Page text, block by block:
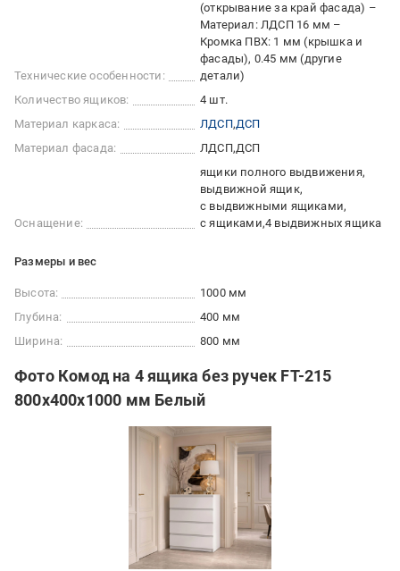
Технические особенности:
(открывание за край фасада) –
Материал: ЛДСП 16 мм –
Кромка ПВХ: 1 мм (крышка и
фасады), 0.45 мм (другие
детали)
Количество ящиков:
4 шт.
Материал каркаса:
ЛДСП ДСП
Материал фасада:
ЛДСП ДСП
Оснащение:
ящики полного выдвижения
выдвижной ящик
с выдвижными ящиками
с ящиками 4 выдвижных ящика
Размеры и вес
Высота:
1000 мм
Глубина:
400 мм
Ширина:
800 мм
Фото Комод на 4 ящика без ручек FT-215
800х400х1000 мм Белый